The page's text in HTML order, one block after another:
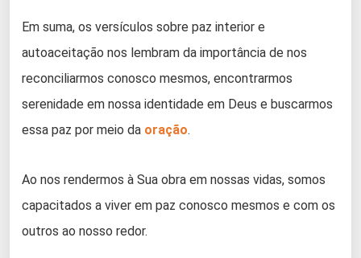
Em suma, os versículos sobre paz interior e
autoaceitação nos lembram da importância de nos
reconciliarmos conosco mesmos, encontrarmos
serenidade em nossa identidade em Deus e buscarmos
essa paz por meio da oração.
Ao nos rendermos à Sua obra em nossas vidas, somos
capacitados a viver em paz conosco mesmos e com os
outros ao nosso redor.